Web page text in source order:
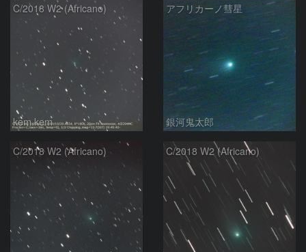
C/2018 W2 (Africano)
kem.kem
アフリカーノ彗星
銀河鬼太郎
C/2018 W2 (Africano) C/2018 W2 (Africano)